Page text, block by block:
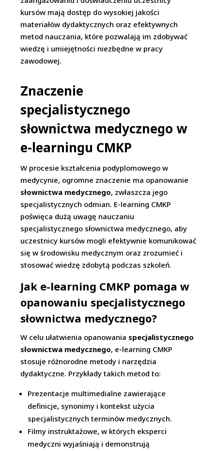
kursów mają dostęp do wysokiej jakości
materiałów dydaktycznych oraz efektywnych
metod nauczania, które pozwalają im zdobywać
wiedzę i umiejętności niezbędne w pracy
zawodowej.
Znaczenie
specjalistycznego
słownictwa medycznego w
e-learningu CMKP
W procesie kształcenia podyplomowego w
medycynie, ogromne znaczenie ma opanowanie
słownictwa medycznego, zwłaszcza jego
specjalistycznych odmian. E-learning CMKP
poświęca dużą uwagę nauczaniu
specjalistycznego słownictwa medycznego, aby
uczestnicy kursów mogli efektywnie komunikować
się w środowisku medycznym oraz zrozumieć i
stosować wiedzę zdobytą podczas szkoleń.
Jak e-learning CMKP pomaga w
opanowaniu specjalistycznego
słownictwa medycznego?
W celu ułatwienia opanowania specjalistycznego
słownictwa medycznego, e-learning CMKP
stosuje różnorodne metody i narzędzia
dydaktyczne. Przykłady takich metod to:
Prezentacje multimedialne zawierające
definicje, synonimy i kontekst użycia
specjalistycznych terminów medycznych.
Filmy instruktażowe, w których eksperci
medyczni wyjaśniają i demonstrują